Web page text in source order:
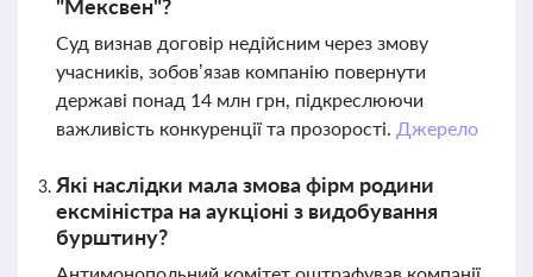
"Мексвен"?
Суд визнав договір недійсним через змову
учасників, зобов’язав компанію повернути
державі понад 14 млн грн, підкреслюючи
важливість конкуренції та прозорості. Джерело
Які наслідки мала змова фірм родини
ексміністра на аукціоні з видобування
бурштину?